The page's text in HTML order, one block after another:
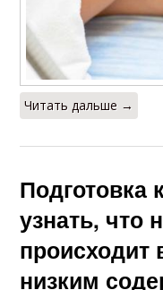
Читать дальше →
Подготовка
узнать, что
происходит
низким